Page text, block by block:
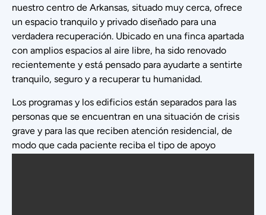
nuestro centro de Arkansas, situado muy cerca, ofrece
un espacio tranquilo y privado diseñado para una
verdadera recuperación. Ubicado en una finca apartada
con amplios espacios al aire libre, ha sido renovado
recientemente y está pensado para ayudarte a sentirte
tranquilo, seguro y a recuperar tu humanidad.
Los programas y los edificios están separados para las
personas que se encuentran en una situación de crisis
grave y para las que reciben atención residencial, de
modo que cada paciente reciba el tipo de apoyo